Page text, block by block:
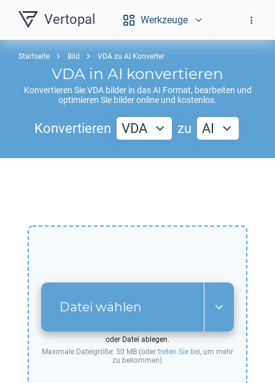
Vertopal Werkzeuge
Startseite Bild VDA zu AI Konverter
VDA in AI konvertieren
Konvertieren SieVDAbilder in dasAI Format, bearbeiten und
optimieren Sie bilder online und kostenlos.
Konvertieren VDA zu AI
Datei wählen
oder Datei ablegen.
Maximale Dateigröße: 50 MB (oder treten Sie bei, um mehr
zu bekommen)